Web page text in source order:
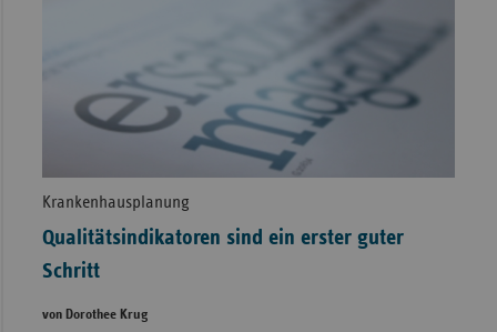
Krankenhausplanung
Qualitätsindikatoren sind ein erster guter
Schritt
von Dorothee Krug